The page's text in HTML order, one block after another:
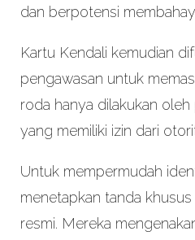
dan berpotensi
Kartu Kendali kemudian
pengawasan untuk
roda hanya dilakukan
yang memiliki izin dari
Untuk mempermudah
menetapkan tanda
resmi. Mereka